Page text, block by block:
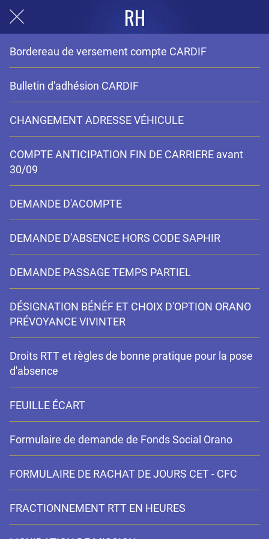
RH
Bordereau de versement compte CARDIF
Bulletin d'adhésion CARDIF
CHANGEMENT ADRESSE VÉHICULE
COMPTE ANTICIPATION FIN DE CARRIERE avant
30/09
DEMANDE D'ACOMPTE
DEMANDE D’ABSENCE HORS CODE SAPHIR
DEMANDE PASSAGE TEMPS PARTIEL
DÉSIGNATION BÉNÉF ET CHOIX D'OPTION ORANO
PRÉVOYANCE VIVINTER
Droits RTT et règles de bonne pratique pour la pose
d'absence
FEUILLE ÉCART
Formulaire de demande de Fonds Social Orano
FORMULAIRE DE RACHAT DE JOURS CET - CFC
FRACTIONNEMENT RTT EN HEURES